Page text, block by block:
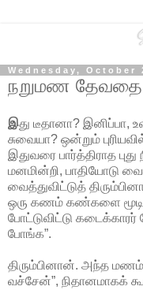
Wednesday, October
நறுமண தேவதை
இது டீதானா? இனிப்பா,
சுவையா? ஒன்றும்
இதுவரை பார்த்திராத
மனமின்றி, பாதியோடு
வைத்துவிட்டுத்
ஒரு கணம் கண்களை
போட்டுவிட்டு கடைக்காரர்
போங்க”.
திரும்பினான். அந்த
வச்சேன்”, நிதானமாகக்